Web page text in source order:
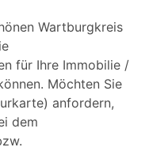
Wartburgkreis
für Ihre Immobilie /
Möchten Sie
anfordern,
dem